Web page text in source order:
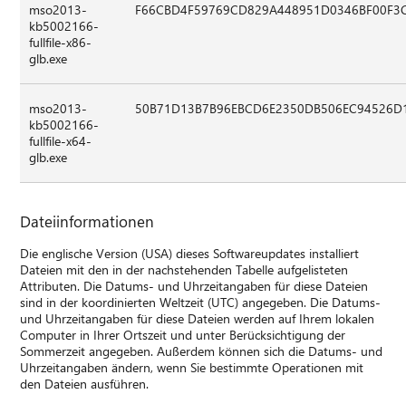
mso2013-
kb5002166-
fullfile-x86-
glb.exe
mso2013-
kb5002166-
fullfile-x64-
glb.exe
Dateiinformationen
Die englische Version (USA) dieses Softwareupdates installiert
Dateien mit den in der nachstehenden Tabelle aufgelisteten
Attributen. Die Datums- und Uhrzeitangaben für diese Dateien
sind in der koordinierten Weltzeit (UTC) angegeben. Die Datums-
und Uhrzeitangaben für diese Dateien werden auf Ihrem lokalen
Computer in Ihrer Ortszeit und unter Berücksichtigung der
Sommerzeit angegeben. Außerdem können sich die Datums- und
Uhrzeitangaben ändern, wenn Sie bestimmte Operationen mit
den Dateien ausführen.